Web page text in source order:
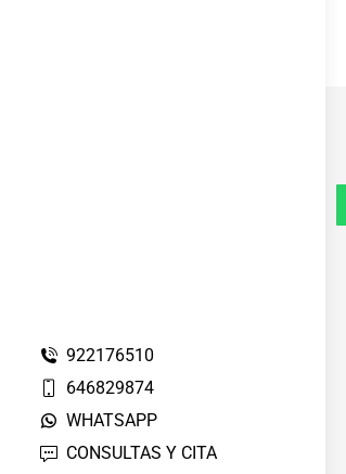
922176510
646829874
WHATSAPP
CONSULTAS Y CITA